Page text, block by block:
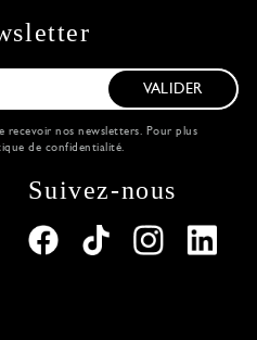
VALIDER
recevoir nos newsletters. Pour plus
de confidentialité.
Suivez-nous